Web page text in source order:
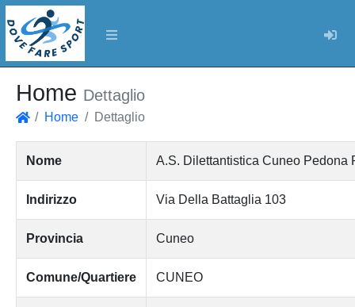
Home Dettaglio
Home Dettaglio
Nome A.S. Dilettantistica Cuneo Pedona
Indirizzo Via Della Battaglia 103
Provincia Cuneo
Comune/Quartiere CUNEO